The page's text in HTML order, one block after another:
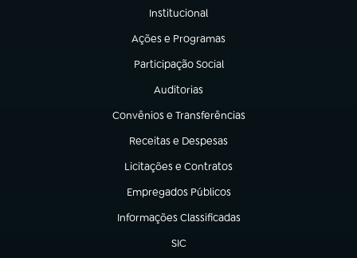
Institucional
(abre em nova aba)
Ações e Programas
(abre em nova aba)
Participação Social
(abre em nova aba)
Auditorias
(abre em nova aba)
Convênios e Transferências
(abre em nova aba)
Receitas e Despesas
(abre em nova aba)
Licitações e Contratos
(abre em nova aba)
Empregados Públicos
(abre em nova aba)
Informações Classificadas
(abre em nova aba)
SIC
(abre em nova aba)